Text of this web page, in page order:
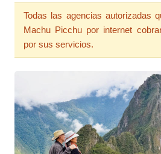
Todas las agencias autorizadas
Machu Picchu por internet
por sus servicios.